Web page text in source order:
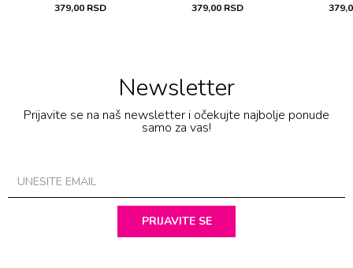
379,00 RSD 379,00 RSD
Newsletter
Prijavite se na naš newsletter i očekujte najbolje ponude
samo za vas!
PRIJAVITE SE